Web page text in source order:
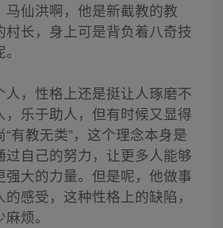
马仙洪啊，他是新截教的教
村长，身上可是背负着八奇技
人，性格上还是挺让人琢磨不
，乐于助人，但有时候又显得
有教无类”，这个理念本身是
过自己的努力，让更多人能够
强大的力量。但是呢，他做事
感受，这种性格上的缺陷，
烦。